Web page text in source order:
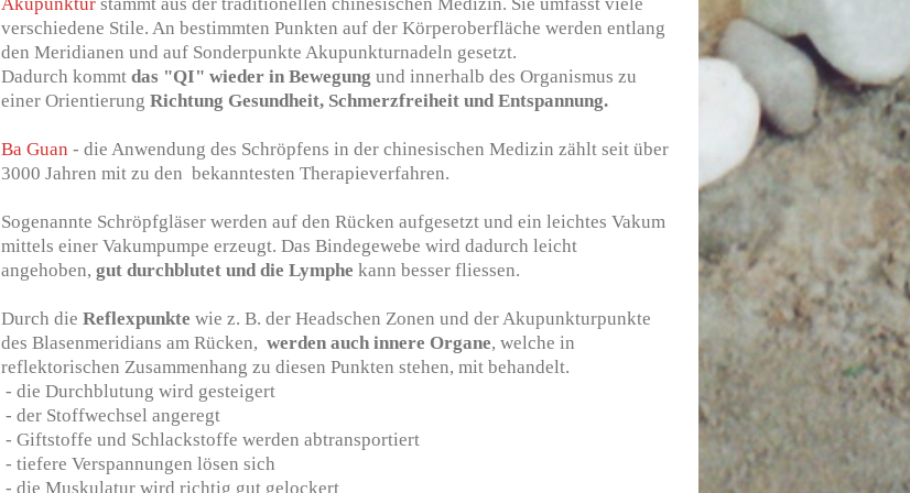
verschiedene Stile. An bestimmten Punkten auf der Körperoberfläche werden entlang
den Meridianen und auf Sonderpunkte Akupunkturnadeln gesetzt.
Dadurch kommtdas "QI" wieder in Bewegung und innerhalb des Organismus zu
einer OrientierungRichtung Gesundheit, Schmerzfreiheit und Entspannung.
Ba Guan - die Anwendung des Schröpfens in der chinesischen Medizin zählt seit über
3000 Jahren mit zu den bekanntesten Therapieverfahren.
Sogenannte Schröpfgläser werden auf den Rücken aufgesetzt und ein leichtes Vakum
mittels einer Vakumpumpe erzeugt. Das Bindegewebe wird dadurch leicht
angehoben,gut durchblutet und die Lymphe kann besser fliessen.
Durch dieReflexpunkte wie z. B. der Headschen Zonen und der Akupunkturpunkte
des Blasenmeridians am Rücken,werden auch innere Organe, welche in
reflektorischen Zusammenhang zu diesen Punkten stehen, mit behandelt.
- die Durchblutung wird gesteigert
- der Stoffwechsel angeregt
- Giftstoffe und Schlackstoffe werden abtransportiert
- tiefere Verspannungen lösen sich
- die Muskulatur wird richtig gut gelockert